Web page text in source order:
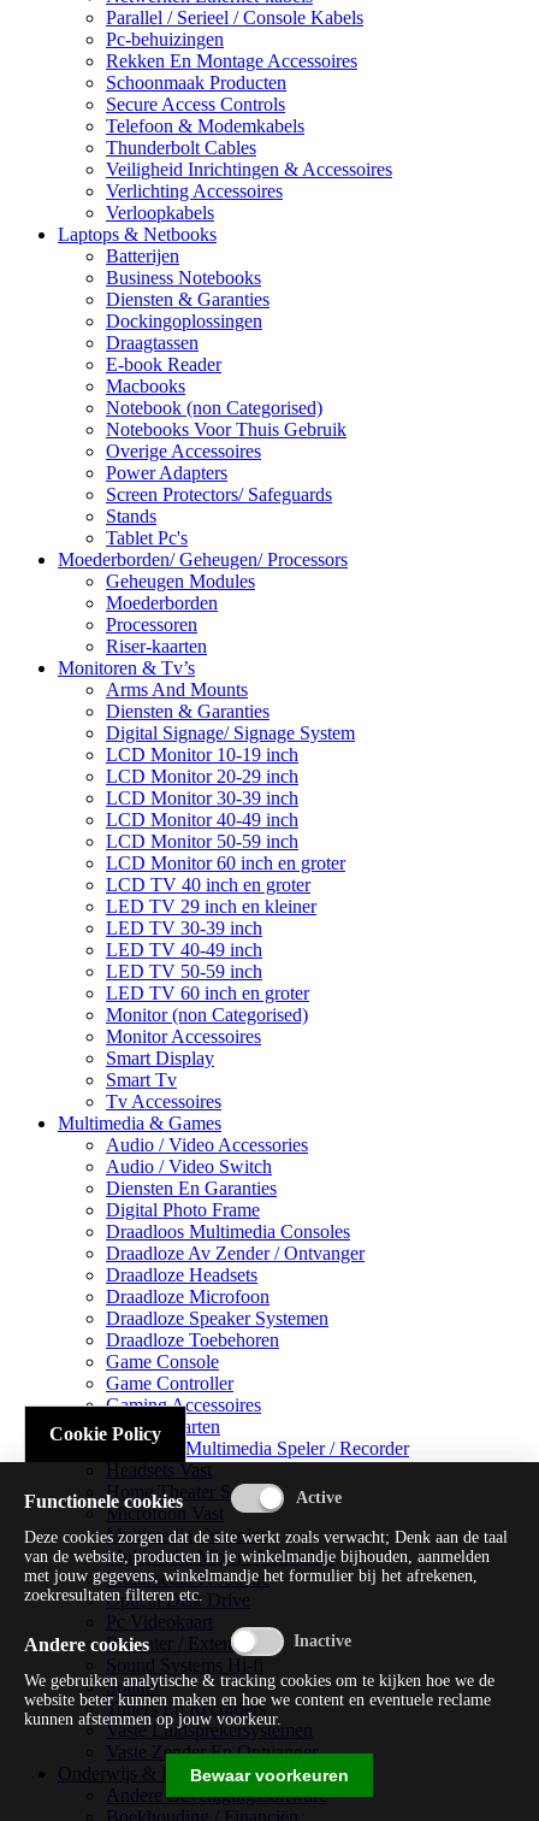
Parallel / Serieel / Console Kabels
Pc-behuizingen
Rekken En Montage Accessoires
Schoonmaak Producten
Secure Access Controls
Telefoon & Modemkabels
Thunderbolt Cables
Veiligheid Inrichtingen & Accessoires
Verlichting Accessoires
Verloopkabels
Laptops & Netbooks
Batterijen
Business Notebooks
Diensten & Garanties
Dockingoplossingen
Draagtassen
E-book Reader
Macbooks
Notebook (non Categorised)
Notebooks Voor Thuis Gebruik
Overige Accessoires
Power Adapters
Screen Protectors/ Safeguards
Stands
Tablet Pc's
Moederborden/ Geheugen/ Processors
Geheugen Modules
Moederborden
Processoren
Riser-kaarten
Monitoren & Tv’s
Arms And Mounts
Diensten & Garanties
Digital Signage/ Signage System
LCD Monitor 10-19 inch
LCD Monitor 20-29 inch
LCD Monitor 30-39 inch
LCD Monitor 40-49 inch
LCD Monitor 50-59 inch
LCD Monitor 60 inch en groter
LCD TV 40 inch en groter
LED TV 29 inch en kleiner
LED TV 30-39 inch
LED TV 40-49 inch
LED TV 50-59 inch
LED TV 60 inch en groter
Monitor (non Categorised)
Monitor Accessoires
Smart Display
Smart Tv
Tv Accessoires
Multimedia & Games
Audio / Video Accessories
Audio / Video Switch
Diensten En Garanties
Digital Photo Frame
Draadloos Multimedia Consoles
Draadloze Av Zender / Ontvanger
Draadloze Headsets
Draadloze Microfoon
Draadloze Speaker Systemen
Draadloze Toebehoren
Game Console
Game Controller
Gaming Accessoires
Geluidskaarten
Handheld Multimedia Speler / Recorder
Headsets Vast
Home Theater Systems
Microfoon Vast
Multimedia Consoles
Multimedia Mixer / Versterker
Multimedia Productie
Optical Disk Drive
Pc Videokaart
Repeater / Extender
Sound Systems Hi-fi
Splitter
Tuners En Recorders
Vaste Luidsprekersystemen
Vaste Zender En Ontvanger
Onderwijs & Recreatie
Andere Beveiligingssoftware
Cookie Policy
Functionele cookies
Deze cookies zorgen dat de site werkt zoals verwacht; Denk aan de taal
van de website, producten in je winkelmandje bijhouden, aanmelden
met jouw gegevens, winkelmandje het formulier bij het afrekenen,
zoekresultaten filteren etc.
Andere cookies
We gebruiken analytische & tracking cookies om te kijken hoe we de
website beter kunnen maken en hoe we content en eventuele reclame
kunnen afstemmen op jouw voorkeur.
Bewaar voorkeuren